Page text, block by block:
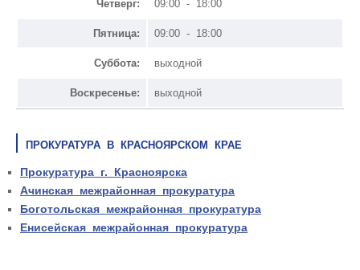
Четверг: 09:00 - 18:00
Пятница: 09:00 - 18:00
Суббота: выходной
Воскресенье: выходной
ПРОКУРАТУРА В КРАСНОЯРСКОМ КРАЕ
Прокуратура г. Красноярска
Ачинская межрайонная прокуратура
Боготольская межрайонная прокуратура
Енисейская межрайонная прокуратура